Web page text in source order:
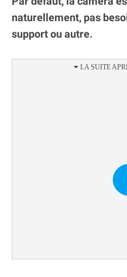
naturellement, pas
support ou autre.